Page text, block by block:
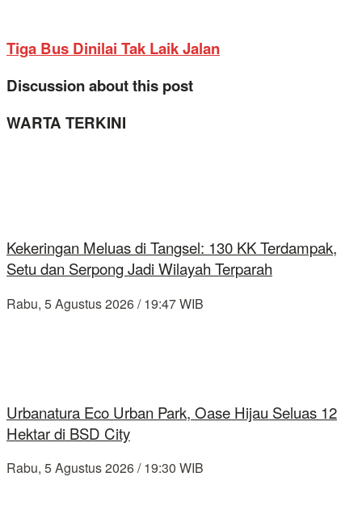
Tiga Bus Dinilai Tak Laik Jalan
Discussion about this post
WARTA TERKINI
Kekeringan Meluas di Tangsel: 130 KK Terdampak,
Setu dan Serpong Jadi Wilayah Terparah
Rabu, 5 Agustus 2026 / 19:47 WIB
Urbanatura Eco Urban Park, Oase Hijau Seluas 12
Hektar di BSD City
Rabu, 5 Agustus 2026 / 19:30 WIB